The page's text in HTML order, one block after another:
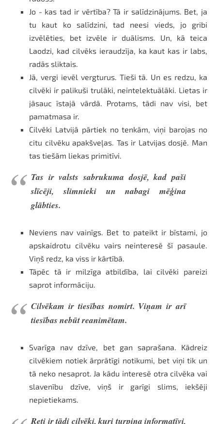
Jo - kas tad ir vērtība? Tā ir salīdzinājums. Bet, ja
tu kaut ko salīdzini, tad neesi vieds, jo gribi
izvēlēties, bet izvēle ir duālisms. Un, kā teica
Laodzi, kad cilvēks ieraudzīja, ka kaut kas ir labs,
radās sliktais.
Jā, vergi ievēl vergturus. Tieši tā. Un es redzu, ka
cilvēki ir palikuši trulāki, neintelektuālāki. Lietas ir
jāsauc īstajā vārdā. Protams, tādi nav visi, bet
pamatmasa ir.
Cilvēki Latvijā pārtiek no tenkām, viņi barojas no
citu cilvēku apakšveļas. Tas ir Latvijas dosjē. Man
tas tiešām liekas primitīvi.
Tas ir valsts sabrukuma dosjē, kad paši
slīcēji, slimnieki un nabagi mēģina
glābties.
Neviens nav vainīgs. Bet to pateikt ir bīstami, jo
apskaidrotu cilvēku vairs neinteresē šī pasaule.
Viņš redz, ka viss ir kārtībā.
Tāpēc tā ir milzīga atbildība, lai cilvēki pareizi
saprot informāciju.
Cilvēkam ir tiesības nomirt. Viņam ir arī
tiesības nebūt reanimētam.
Svarīga nav dzīve, bet gan saprašana. Kādreiz
cilvēkiem notiek ārprātīgi notikumi, bet viņi tik un
tā neko nesaprot. Ja kādu interesē otra cilvēka vai
slavenību dzīve, viņš ir garīgi slims, iekšēji
nepietiekams.
Reti ir tādi cilvēki, kuri turpina informatīvi,